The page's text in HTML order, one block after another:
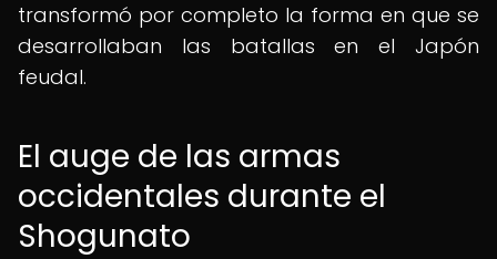
transformó por completo la forma en que se
desarrollaban las batallas en el Japón
feudal.
El auge de las armas
occidentales durante el
Shogunato